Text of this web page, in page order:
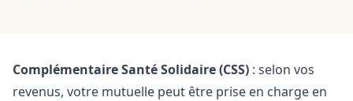
Complémentaire Santé Solidaire (CSS) : selon vos
revenus, votre mutuelle peut être prise en charge en